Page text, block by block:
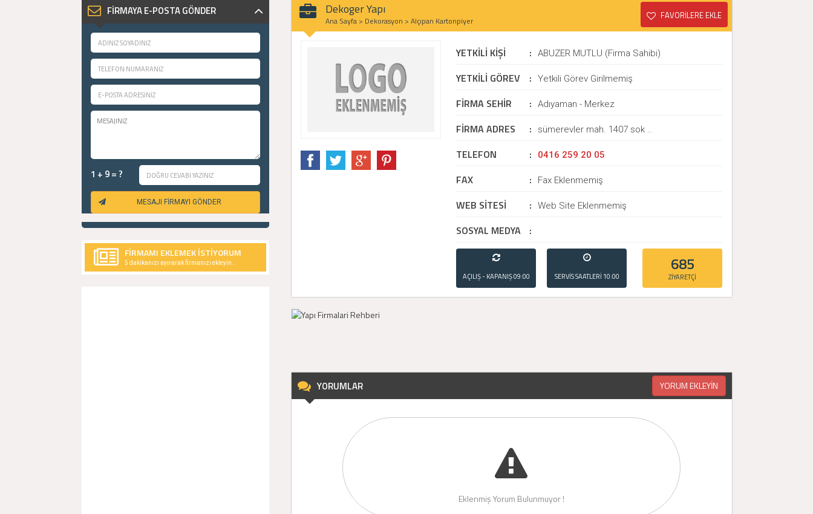
FİRMAYA E-POSTA GÖNDER
1 + 9 = ?
MESAJI FİRMAYI GÖNDER
FİRMAMI EKLEMEK İSTİYORUM
5 dakikanızı ayırarak firmanızı ekleyin..
Dekoger Yapı
Ana Sayfa > Dekorasyon > Alçıpan Kartonpiyer FAVORİLERE EKLE
YETKİLİ KİŞİ : ABUZER MUTLU (Firma Sahibi)
YETKİLİ GÖREV : Yetkili Görev Girilmemiş
FİRMA SEHİR : Adıyaman - Merkez
FİRMA ADRES : sümerevler mah. 1407 sok ..
TELEFON : 0416 259 20 05
FAX : Fax Eklenmemiş
WEB SİTESİ : Web Site Eklenmemiş
SOSYAL MEDYA :
AÇILIŞ - KAPANIŞ09:00
- 21:00
SERVİS SAATLERİ 10:00
- 20:00
685
ZİYARETÇİ
YORUMLAR YORUM EKLEYİN
Eklenmiş Yorum Bulunmuyor !